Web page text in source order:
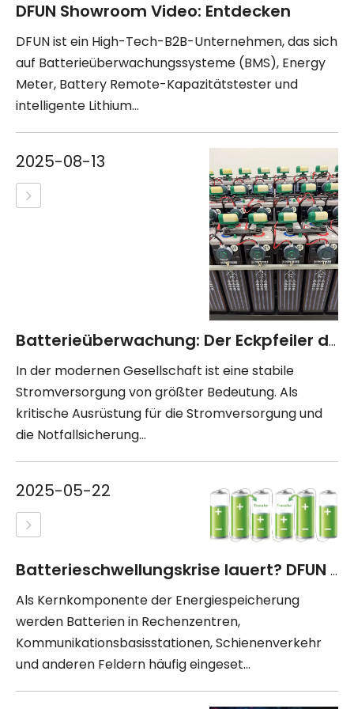
DFUN Showroom Video: Entdecken
DFUN ist ein High-Tech-B2B-Unternehmen, das sich
auf Batterieüberwachungssysteme (BMS), Energy
Meter, Battery Remote-Kapazitätstester und
intelligente Lithium...
2025-08-13
Batterieüberwachung: Der Eckpfeiler der Leistungssicherheit in der Branche in der Branche
In der modernen Gesellschaft ist eine stabile
Stromversorgung von größter Bedeutung. Als
kritische Ausrüstung für die Stromversorgung und
die Notfallsicherung...
2025-05-22
Batterieschwellungskrise lauert? DFUN BMS Smart Guard, Prävention zuerst!
Als Kernkomponente der Energiespeicherung
werden Batterien in Rechenzentren,
Kommunikationsbasisstationen, Schienenverkehr
und anderen Feldern häufig eingeset...